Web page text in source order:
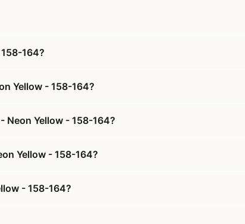
164?
Yellow - 158-164?
Neon Yellow - 158-164?
Yellow - 158-164?
- 158-164?